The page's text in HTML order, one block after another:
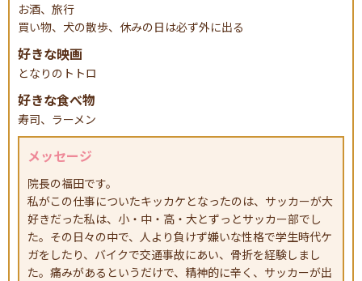
スタッフ
お酒、旅行
買い物、犬の散歩、休みの日は必ず外に出る
好きな映画
となりのトトロ
好きな食べ物
寿司、ラーメン
メッセージ
院長の福田です。
私がこの仕事についたキッカケとなったのは、サッカーが大
好きだった私は、小・中・高・大とずっとサッカー部でし
た。その日々の中で、人より負けず嫌いな性格で学生時代ケ
ガをしたり、バイクで交通事故にあい、骨折を経験しまし
た。痛みがあるというだけで、精神的に辛く、サッカーが出